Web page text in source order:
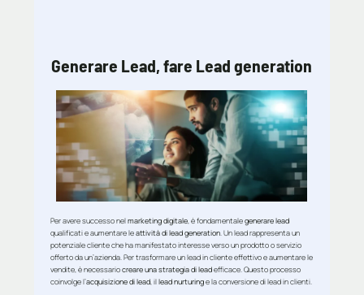
Generare Lead, fare Lead generation
Per avere successo nelmarketing digitale, è fondamentalegenerare lead
qualificati e aumentare leattività di lead generation. Un lead rappresenta un
potenziale cliente che ha manifestato interesse verso un prodotto o servizio
offerto da un’azienda. Per trasformare un lead in cliente effettivo e aumentare le
vendite, è necessariocreare una strategia di leadefficace. Questo processo
coinvolge l’acquisizione di lead, illead nurturinge la conversione di lead in clienti.